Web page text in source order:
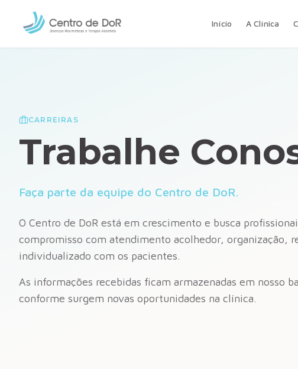
Início A Clínica
CARREIRAS
Trabalhe
Faça parte da equipe do Centro de DoR.
O Centro de DoR está em crescimento e busca
compromisso com atendimento acolhedor, organização,
individualizado com os pacientes.
As informações recebidas ficam armazenadas em nosso
conforme surgem novas oportunidades na clínica.